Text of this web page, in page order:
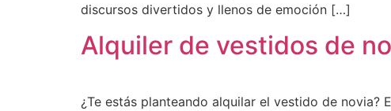
discursos divertidos y llenos de emoción […]
Alquiler de vestidos de
¿Te estás planteando alquilar el vestido de